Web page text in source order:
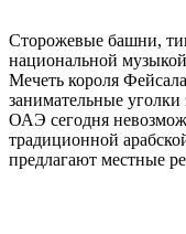
Сторожевые башни,
национальной
Мечеть короля
занимательные
ОАЭ сегодня
традиционной
предлагают местные